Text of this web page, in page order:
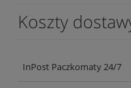
Koszty
Cena nie zawiera
InPost Paczkomaty 24/7